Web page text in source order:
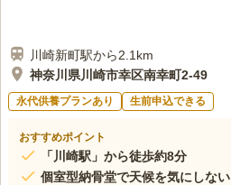
川崎新町駅から2.1km
神奈川県川崎市幸区南幸町2-49
永代供養プランあり 生前申込できる
おすすめポイント
「川崎駅」から徒歩約8分
個室型納骨堂で天候を気にしない